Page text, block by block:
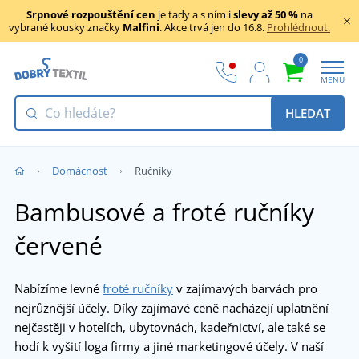
Srpnové rozpouštění cen je tady a s ním islevy až 50 % na
vybrané kousky značky Malfini. Akce trvá jen do 16.8. Prohlédnout.
0
MENU
HLEDAT
Domácnost Ručníky
Bambusové a froté ručníky
červené
Nabízíme levné froté ručníky v zajímavých barvách pro
nejrůznější účely. Díky zajímavé ceně nacházejí uplatnění
nejčastěji v hotelích, ubytovnách, kadeřnictví, ale také se
hodí k vyšití loga firmy a jiné marketingové účely. V naší